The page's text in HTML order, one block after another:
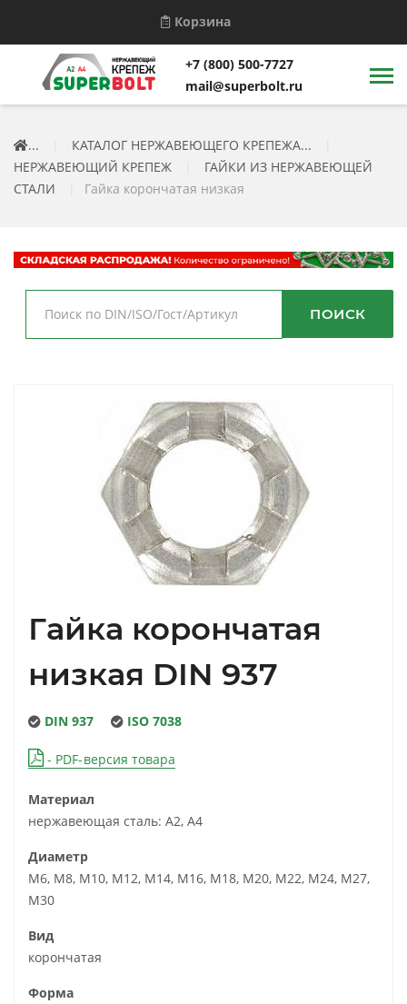
Корзина
+7 (800) 500-7727
mail@superbolt.ru
... КАТАЛОГ НЕРЖАВЕЮЩЕГО КРЕПЕЖА...
НЕРЖАВЕЮЩИЙ КРЕПЕЖ
ГАЙКИ ИЗ НЕРЖАВЕЮЩЕЙ
СТАЛИ
Гайка корончатая низкая
ПОИСК
Гайка корончатая
низкая DIN 937
DIN 937 ISO 7038
- PDF-версия товара
Материал
нержавеющая сталь: А2, А4
Диаметр
М6, М8, М10, М12, М14, М16, М18, М20, М22, М24, М27,
М30
Вид
корончатая
Форма